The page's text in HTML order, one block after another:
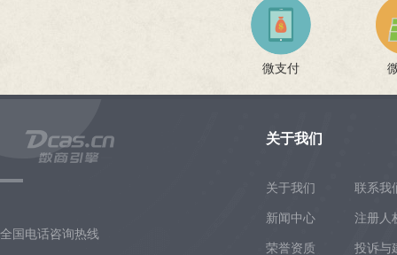
微支付
全国电话咨询热线
关于我们
关于我们 联系我
新闻中心 注册人
荣誉资质 投诉与